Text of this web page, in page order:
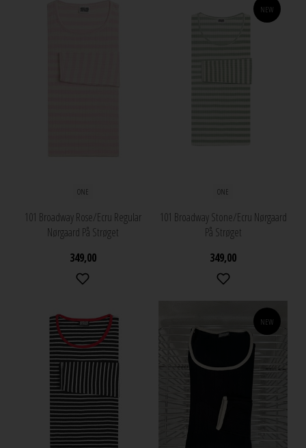
ONE
101 Broadway Rose/Ecru Regular
Nørgaard På Strøget
349,00
NEW
ONE
101 Broadway Stone/Ecru Nørgaard
På Strøget
349,00
NEW